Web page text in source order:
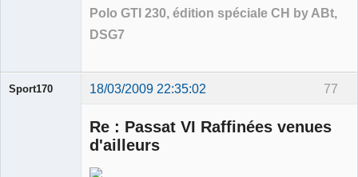
Polo GTI 230, édition spéciale CH by ABt,
DSG7
77
Sport170 18/03/2009 22:35:02
Re : Passat VI Raffinées venues
d'ailleurs